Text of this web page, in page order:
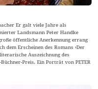
Er galt viele Jahre als
Landsmann Peter Handke
öffentliche Anerkennung errang
dem Erscheinen des Romans ›Der
Auszeichnung des
Preis. Ein Porträt von PETER